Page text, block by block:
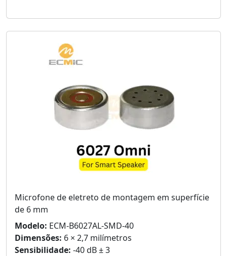
Microfone de eletreto de montagem em superfície
de 6 mm
Modelo: ECM-B6027AL-SMD-40
Dimensões: 6 × 2,7 milímetros
Sensibilidade: -40 dB ± 3